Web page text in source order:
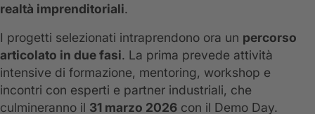
realtà imprenditoriali.
I progetti selezionati intraprendono ora un percorso
articolato in due fasi. La prima prevede attività
intensive di formazione, mentoring, workshop e
incontri con esperti e partner industriali, che
culmineranno il 31 marzo 2026 con il Demo Day.